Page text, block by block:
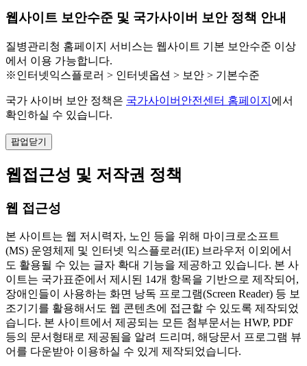
웹사이트 보안수준 및 국가사이버 보안 정책 안내
질병관리청 홈페이지 서비스는 웹사이트 기본 보안수준 이상
에서 이용 가능합니다.
※인터넷익스플로러 > 인터넷옵션 > 보안 > 기본수준
국가 사이버 보안 정책은 국가사이버안전센터 홈페이지 에서
확인하실 수 있습니다.
팝업닫기
웹접근성 및 저작권 정책
웹 접근성
본 사이트는 웹 저시력자, 노인 등을 위해 마이크로소프트
(MS) 운영체제 및 인터넷 익스플로러(IE) 브라우저 이외에서
도 활용될 수 있는 글자 확대 기능을 제공하고 있습니다. 본 사
이트는 국가표준에서 제시된 14개 항목을 기반으로 제작되어,
장애인들이 사용하는 화면 낭독 프로그램(Screen Reader) 등 보
조기기를 활용해서도 웹 콘텐츠에 접근할 수 있도록 제작되었
습니다. 본 사이트에서 제공되는 모든 첨부문서는 HWP, PDF
등의 문서형태로 제공됨을 알려 드리며, 해당문서 프로그램 뷰
어를 다운받아 이용하실 수 있게 제작되었습니다.